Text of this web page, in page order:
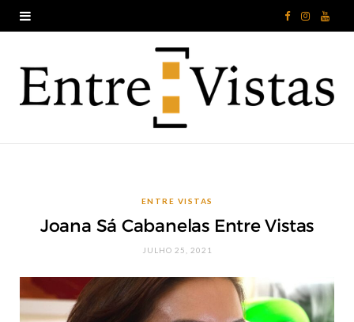
F
c
I Y
u
ENTRE VISTAS
Joana Sá Cabanelas Entre Vistas
JULHO 25, 2021